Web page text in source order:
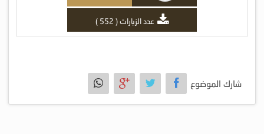
عدد الزيارات ( 552 )
شارك الموضوع